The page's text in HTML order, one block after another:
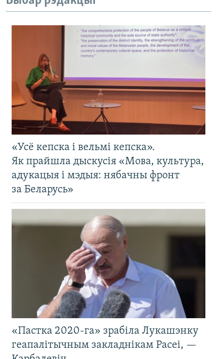
«Усё кепска і вельмі кепска».
Як прайшла дыскусія «Мова, культура,
адукацыя і мэдыя: нябачны фронт
за Беларусь»
«Пастка 2020-га» зрабіла Лукашэнку
геапалітычным закладнікам Расеі, —